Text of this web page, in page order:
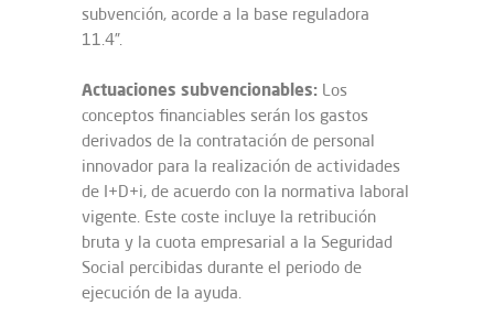
subvención, acorde a la base reguladora
11.4”.
Actuaciones subvencionables: Los
conceptos financiables serán los gastos
derivados de la contratación de personal
innovador para la realización de actividades
de I+D+i, de acuerdo con la normativa laboral
vigente. Este coste incluye la retribución
bruta y la cuota empresarial a la Seguridad
Social percibidas durante el periodo de
ejecución de la ayuda.